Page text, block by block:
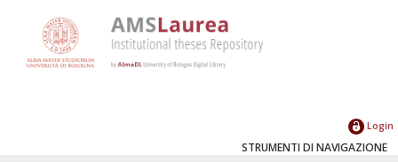
Login
STRUMENTI DI NAVIGAZIONE